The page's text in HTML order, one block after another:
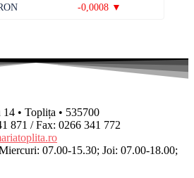
-0,0008 ▼
• Toplița • 535700
871 / Fax: 0266 341 772
07.00-15.30; Joi: 07.00-18.00;